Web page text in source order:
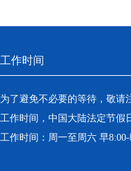
工作时间
为了避免不必要的等待，敬请
工作时间，中国大陆法定节假
工作时间：周一至周六 早